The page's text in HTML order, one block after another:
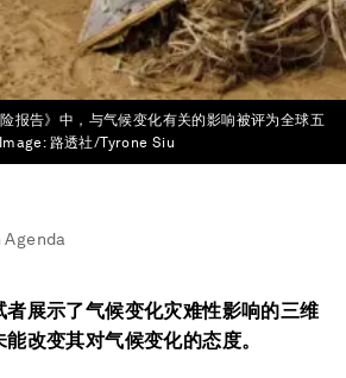
报告》中，与气候变化有关的影响被评为全球五
Image: 路透社/Tyrone Siu
Agenda
展示了气候变化灾难性影响的三维
改变其对气候变化的态度。